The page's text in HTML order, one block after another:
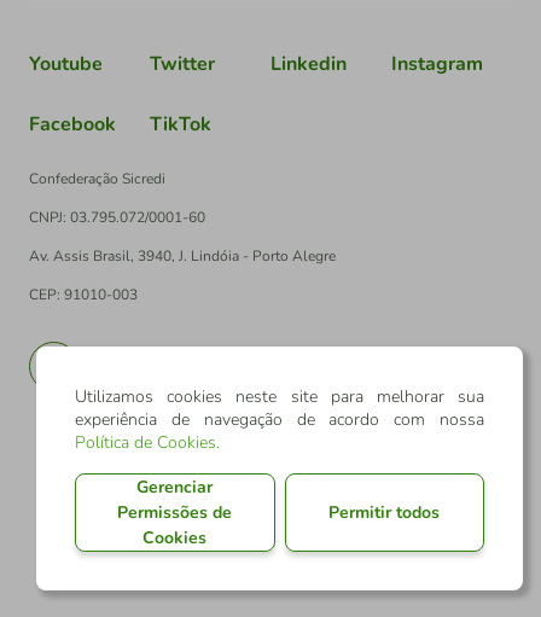
Youtube Twitter Linkedin Instagram
Facebook TikTok
Confederação Sicredi
CNPJ: 03.795.072/0001-60
Av. Assis Brasil, 3940, J. Lindóia - Porto Alegre
CEP: 91010-003
Utilizamos cookies neste site para melhorar sua
experiência de navegação de acordo com nossa
Política de Cookies.
Gerenciar
Permissões de
Cookies
Permitir todos